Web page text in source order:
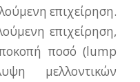
επιχείρηση.
επιχείρηση,
ποσό (lump
μελλοντικών